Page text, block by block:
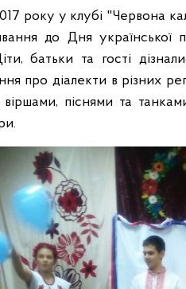
року у клубі "Червона
до Дня української
батьки та гості
про діалекти в різних
піснями та